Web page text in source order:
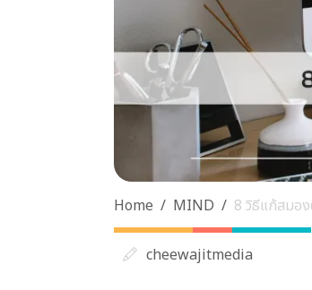
Home MIND 8 วิธีแก้สมอ
cheewajitmedia